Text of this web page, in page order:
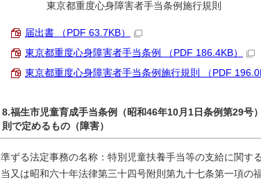
東京都重度心身障害者手当条例施行規則
届出書 （PDF 63.7KB）
東京都重度心身障害者手当条例 （PDF 186.4KB）
東京都重度心身障害者手当条例施行規則 （PDF
8.福生市児童育成手当条例（昭和46年10月1日条例第29号
則で定めるもの（障害）
準ずる法定事務の名称：特別児童扶養手当等の支給に関す
当又は昭和六十年法律第三十四号附則第九十七条第一項の